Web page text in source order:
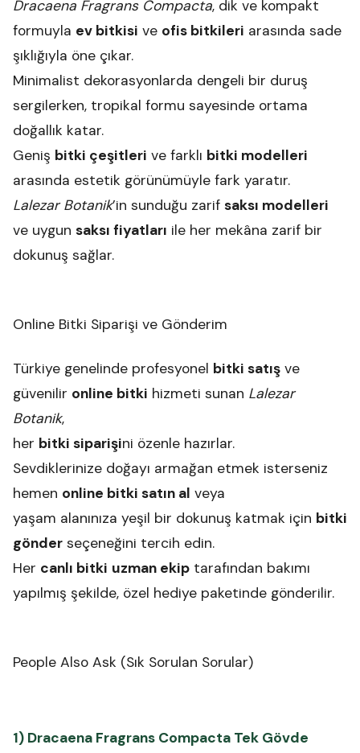
Dracaena Fragrans Compacta, dik ve kompakt
formuyla ev bitkisi ve ofis bitkileri arasında sade
şıklığıyla öne çıkar.
Minimalist dekorasyonlarda dengeli bir duruş
sergilerken, tropikal formu sayesinde ortama
doğallık katar.
Geniş bitki çeşitleri ve farklı bitki modelleri
arasında estetik görünümüyle fark yaratır.
Lalezar Botanik’in sunduğu zarif saksı modelleri
ve uygun saksı fiyatları ile her mekâna zarif bir
dokunuş sağlar.
Online Bitki Siparişi ve Gönderim
Türkiye genelinde profesyonel bitki satış ve
güvenilir online bitki hizmeti sunan Lalezar
Botanik,
her bitki siparişini özenle hazırlar.
Sevdiklerinize doğayı armağan etmek isterseniz
hemen online bitki satın al veya
yaşam alanınıza yeşil bir dokunuş katmak için bitki
gönder seçeneğini tercih edin.
Her canlı bitki uzman ekip tarafından bakımı
yapılmış şekilde, özel hediye paketinde gönderilir.
People Also Ask (Sık Sorulan Sorular)
1) Dracaena Fragrans Compacta Tek Gövde